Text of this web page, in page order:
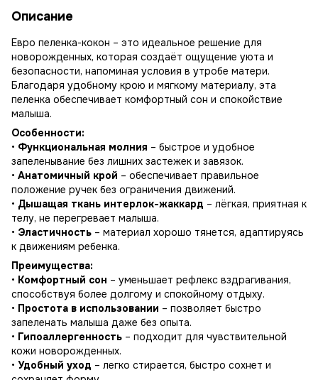
Описание
Евро пеленка-кокон – это идеальное решение для
новорожденных, которая создаёт ощущение уюта и
безопасности, напоминая условия в утробе матери.
Благодаря удобному крою и мягкому материалу, эта
пеленка обеспечивает комфортный сон и спокойствие
малыша.
Особенности:
• Функциональная молния – быстрое и удобное
запеленывание без лишних застежек и завязок.
• Анатомичный крой – обеспечивает правильное
положение ручек без ограничения движений.
• Дышащая ткань интерлок-жаккард – лёгкая, приятная к
телу, не перегревает малыша.
• Эластичность – материал хорошо тянется, адаптируясь
к движениям ребенка.
Преимущества:
• Комфортный сон – уменьшает рефлекс вздрагивания,
способствуя более долгому и спокойному отдыху.
• Простота в использовании – позволяет быстро
запеленать малыша даже без опыта.
• Гипоаллергенность – подходит для чувствительной
кожи новорожденных.
• Удобный уход – легко стирается, быстро сохнет и